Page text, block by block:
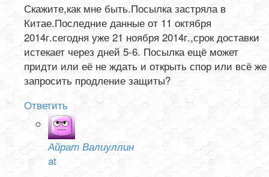
Скажите,как мне быть.Посылка застряла в
Китае.Последние данные от 11 октября
2014г.сегодня уже 21 ноября 2014г.,срок доставки
истекает через дней 5-6. Посылка ещё может
придти или её не ждать и открыть спор или всё же
запросить продление защиты?
Ответить
Айрат Валиуллин
at